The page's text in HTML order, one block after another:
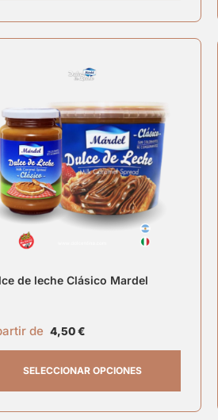
de leche Clásico Mardel
de 4,50€
SELECCIONAR OPCIONES